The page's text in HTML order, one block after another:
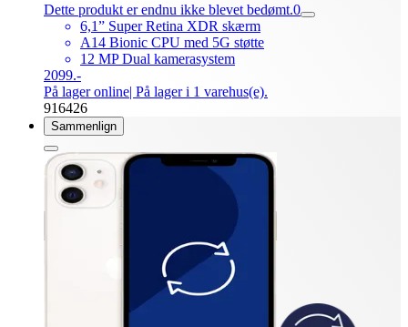
Dette produkt er endnu ikke blevet bedømt.0
6,1” Super Retina XDR skærm
A14 Bionic CPU med 5G støtte
12 MP Dual kamerasystem
2099.-
På lager online| På lager i 1 varehus(e).
916426
Sammenlign